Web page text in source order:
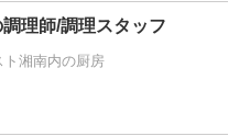
理師/調理スタッフ
湘南内の厨房